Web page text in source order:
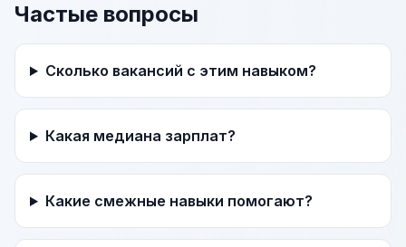
Частые вопросы
Сколько вакансий с этим навыком?
Какая медиана зарплат?
Какие смежные навыки помогают?